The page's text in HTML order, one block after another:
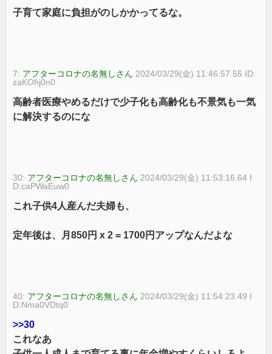
子育て家庭に負担がのしかかってるな。
7: アフターコロナの名無しさん 2024/03/29(金) 11:46:57.55 ID:
zaKOhj0n0
高齢者医療やめるだけで少子化も高齢化も不景気も一気
に解決するのにな
30: アフターコロナの名無しさん 2024/03/29(金) 11:53:16.64 I
D:caPWaEuw0
これ子供4人産んだ夫婦も、
定年後は、月850円 x 2 = 1700円アップなんだよな
40: アフターコロナの名無しさん 2024/03/29(金) 11:54:23.49 I
D:Nma0VDtq0
>>30
これなあ